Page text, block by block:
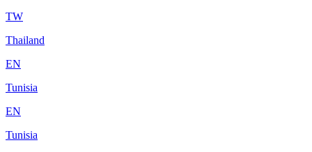
TW
Thailand
EN
Tunisia
EN
Tunisia